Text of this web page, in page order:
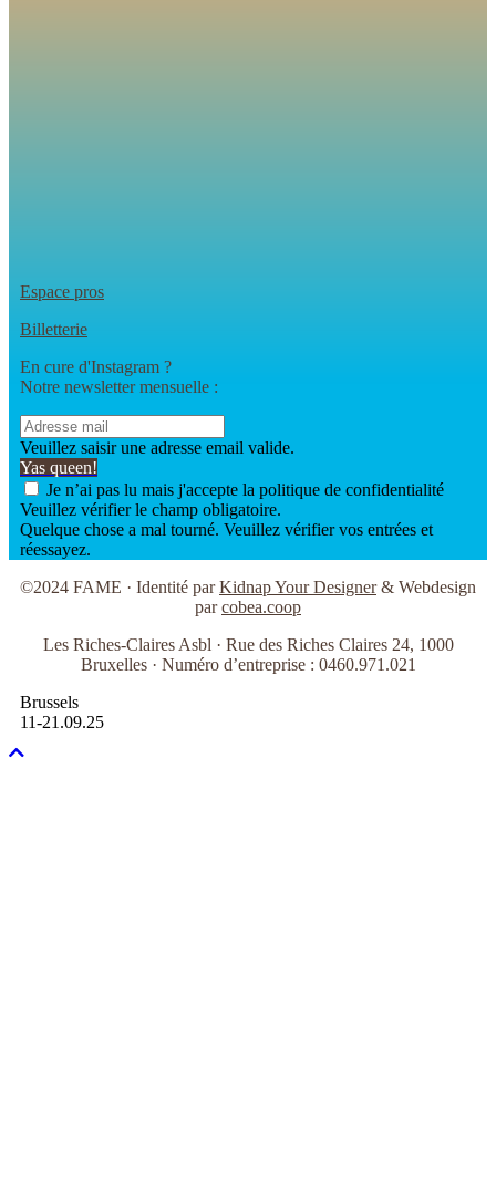
Espace pros
Billetterie
En cure d'Instagram ?
Notre newsletter mensuelle :
Veuillez saisir une adresse email valide.
Yas queen!
Je n’ai pas lu mais j'accepte la politique de confidentialité
Veuillez vérifier le champ obligatoire.
Quelque chose a mal tourné. Veuillez vérifier vos entrées et
réessayez.
©2024 FAME · Identité parKidnap Your Designer& Webdesign
parcobea.coop
Les Riches-Claires Asbl · Rue des Riches Claires 24, 1000
Bruxelles · Numéro d’entreprise : 0460.971.021
Brussels
11-21.09.25
Faire